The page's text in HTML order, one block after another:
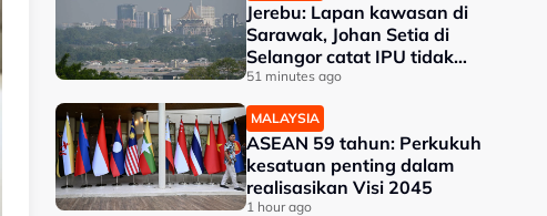
Jerebu: Lapan kawasan di
Sarawak, Johan Setia di
Selangor catat IPU tidak
sihat
51 minutes ago
MALAYSIA
ASEAN 59 tahun: Perkukuh
kesatuan penting dalam
realisasikan Visi 2045
1 hour ago